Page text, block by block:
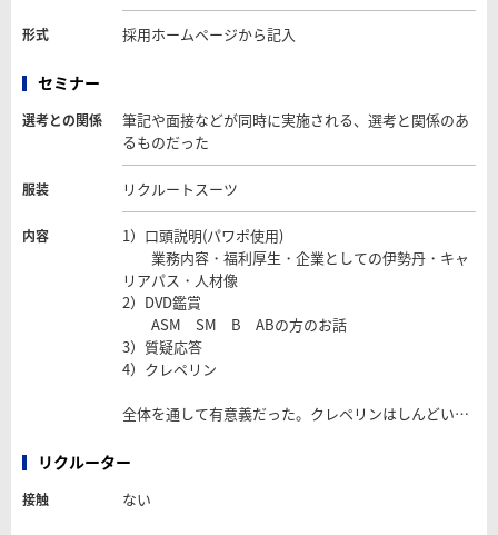
形式 採用ホームページから記入
セミナー
選考との関係
筆記や面接などが同時に実施される、選考と関係のあ
るものだった
服装 リクルートスーツ
内容
1）口頭説明(パワポ使用)
業務内容・福利厚生・企業としての伊勢丹・キャ
リアパス・人材像
2）DVD鑑賞
ASM SM B ABの方のお話
3）質疑応答
4）クレペリン
全体を通して有意義だった。クレペリンはしんどい…
リクルーター
接触 ない